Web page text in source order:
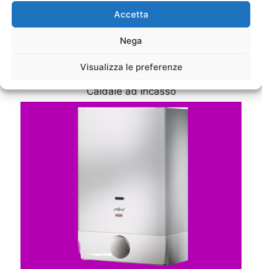
Accetta
Nega
Visualizza le preferenze
Caldaie ad Incasso